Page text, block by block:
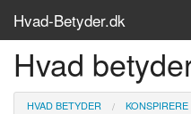
Hvad-Betyder.dk
Om siden
Søg...
Hvad
HVAD BETYDER KONSPIRERE